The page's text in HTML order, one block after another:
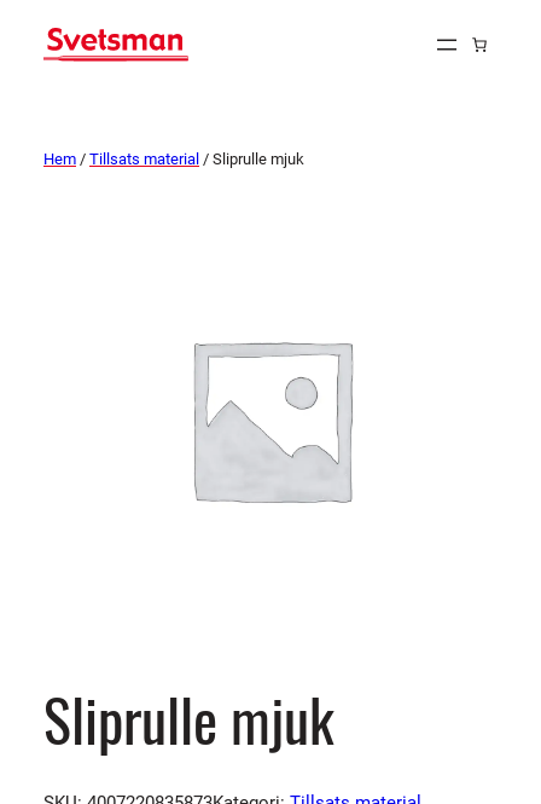
Hem / Tillsats material / Sliprulle mjuk
Sliprulle mjuk